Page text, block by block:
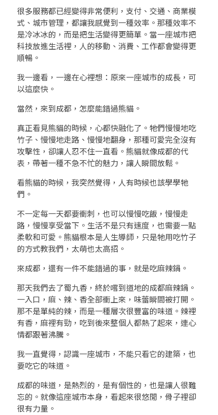
很多服務都已經變得非常便利，支付、交通、商業模
式、城市管理，都讓我感覺到一種效率。那種效率不
是冷冰冰的，而是把生活變得更簡單。當一座城市把
科技放進生活裡，人的移動、消費、工作都會變得更
順暢。
我一邊看，一邊在心裡想：原來一座城市的成長，可
以這麼快。
當然，來到成都，怎麼能錯過熊貓。
真正看見熊貓的時候，心都快融化了。牠們慢慢地吃
竹子、慢慢地走路、慢慢地翻身，那種可愛完全沒有
攻擊性，卻讓人忍不住一直看。熊貓就像成都的代
表，帶著一種不急不忙的魅力，讓人瞬間放鬆。
看熊貓的時候，我突然覺得，人有時候也該學學牠
們。
不一定每一天都要衝刺，也可以慢慢吃飯，慢慢走
路，慢慢享受當下。生活不是只有速度，也需要一點
柔軟和可愛。熊貓根本是人生導師，只是牠用吃竹子
的方式教我們，太萌也太高招。
來成都，還有一件不能錯過的事，就是吃麻辣鍋。
那天我們去了蜀九香，終於嚐到道地的成都麻辣鍋。
一入口，麻、辣、香全部衝上來，味蕾瞬間被打開。
那不是單純的辣，而是一種層次很豐富的味道。辣裡
有香，麻裡有勁，吃到後來整個人都熱了起來，連心
情都跟著沸騰。
我一直覺得，認識一座城市，不能只看它的建築，也
要吃它的味道。
成都的味道，是熱烈的，是有個性的，也是讓人很難
忘的。就像這座城市本身，看起來很悠閒，骨子裡卻
很有力量。